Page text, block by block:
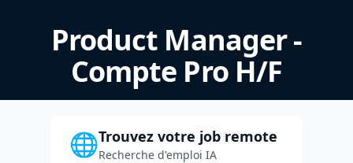
Product Manager -
Compte Pro H/F
🌐Trouvez votre job remote
Recherche d'emploi IA